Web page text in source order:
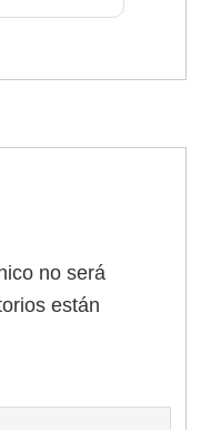
no será
están